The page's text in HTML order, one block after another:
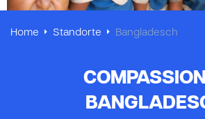
Home Standorte Bangladesch